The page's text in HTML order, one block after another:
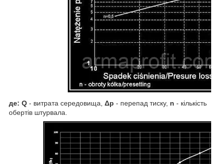
де: Q - витрата середовища, Δp - перепад тиску, n - кількість
обертів штурвала.